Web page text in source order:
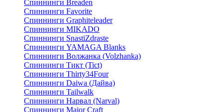
Спиннинги Breaden
Спиннинги Favorite
Спиннинги Graphiteleader
Спиннинги MIKADO
Спиннинги SnastiZdraste
Спиннинги YAMAGA Blanks
Спиннинги Волжанка (Volzhanka)
Спиннинги Тикт (Tict)
Спиннинги Thirty34Four
Спиннинги Daiwa (Дайва)
Спиннинги Tailwalk
Спиннинги Нарвал (Narval)
Спиннинги Major Craft